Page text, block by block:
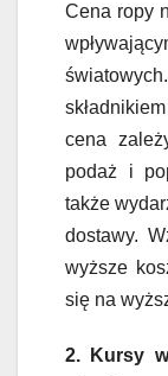
Cena ropy
cena
podaż i
także
dostawy.
wyższe
się na
2. Kursy